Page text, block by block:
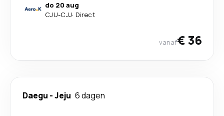
do 20 aug
CJU-CJJ· Direct
vanaf€ 36
Daegu -Jeju 6 dagen